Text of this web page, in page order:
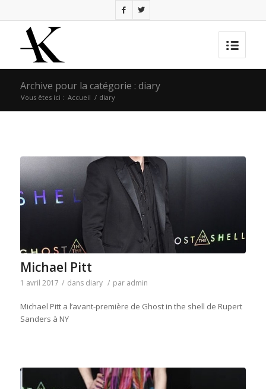
Archive pour la catégorie : diary
Vous êtes ici : Accueil / diary
Michael Pitt
1 avril 2017 / dans diary / par admin
Michael Pitt a l’avant-première de Ghost in the shell de Rupert
Sanders à NY